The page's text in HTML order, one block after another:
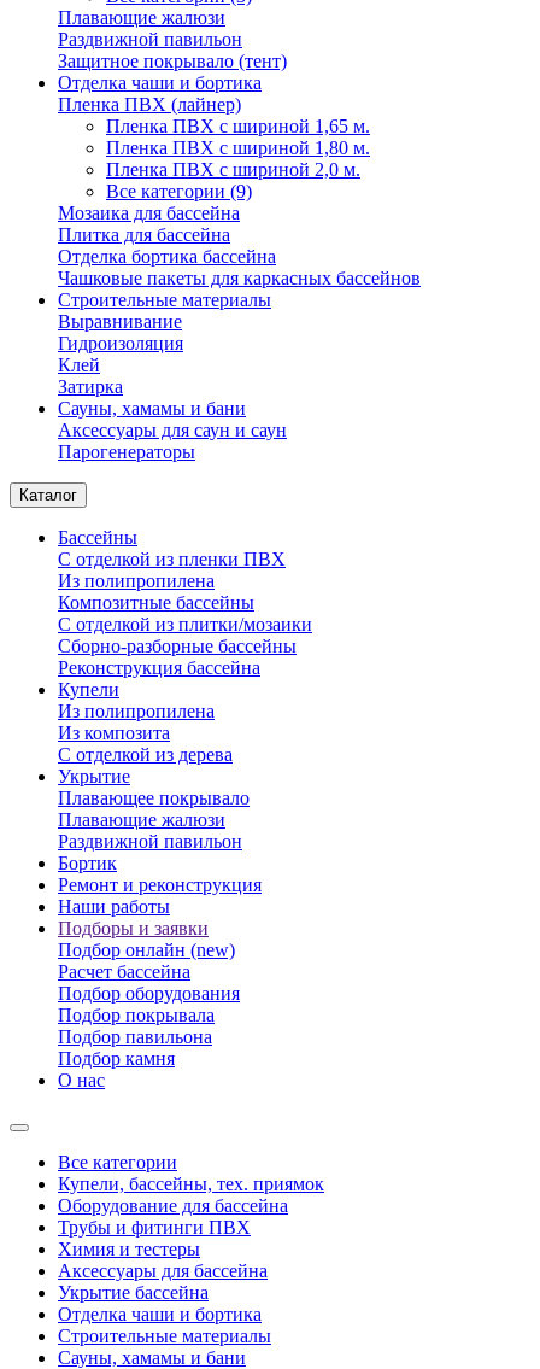
Плавающие жалюзи
Раздвижной павильон
Защитное покрывало (тент)
Отделка чаши и бортика
Пленка ПВХ (лайнер)
Пленка ПВХ с шириной 1,65 м.
Пленка ПВХ с шириной 1,80 м.
Пленка ПВХ с шириной 2,0 м.
Все категории (9)
Мозаика для бассейна
Плитка для бассейна
Отделка бортика бассейна
Чашковые пакеты для каркасных бассейнов
Строительные материалы
Выравнивание
Гидроизоляция
Клей
Затирка
Сауны, хамамы и бани
Аксессуары для саун и саун
Парогенераторы
Каталог
Бассейны
С отделкой из пленки ПВХ
Из полипропилена
Композитные бассейны
С отделкой из плитки/мозаики
Сборно-разборные бассейны
Реконструкция бассейна
Купели
Из полипропилена
Из композита
С отделкой из дерева
Укрытие
Плавающее покрывало
Плавающие жалюзи
Раздвижной павильон
Бортик
Ремонт и реконструкция
Наши работы
Подборы и заявки
Подбор онлайн (new)
Расчет бассейна
Подбор оборудования
Подбор покрывала
Подбор павильона
Подбор камня
О нас
Все категории
Купели, бассейны, тех. приямок
Оборудование для бассейна
Трубы и фитинги ПВХ
Химия и тестеры
Аксессуары для бассейна
Укрытие бассейна
Отделка чаши и бортика
Строительные материалы
Сауны, хамамы и бани